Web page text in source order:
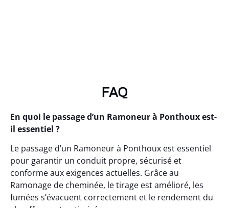
FAQ
En quoi le passage d’un Ramoneur à Ponthoux est-
il essentiel ?
Le passage d’un Ramoneur à Ponthoux est essentiel
pour garantir un conduit propre, sécurisé et
conforme aux exigences actuelles. Grâce au
Ramonage de cheminée, le tirage est amélioré, les
fumées s’évacuent correctement et le rendement du